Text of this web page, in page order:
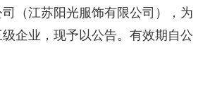
（江苏阳光服饰有限公司），为
企业，现予以公告。有效期自公